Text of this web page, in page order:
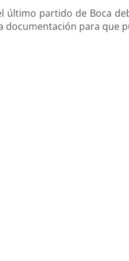
último partido de Boca
documentación para que